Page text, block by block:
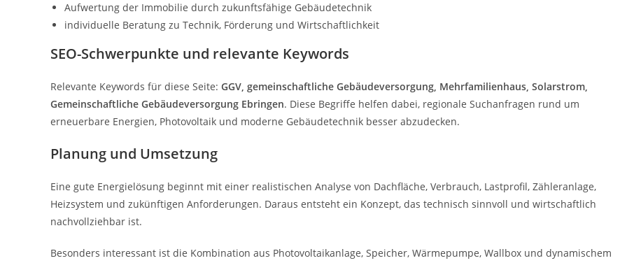
Aufwertung der Immobilie durch zukunftsfähige Gebäudetechnik
individuelle Beratung zu Technik, Förderung und Wirtschaftlichkeit
SEO-Schwerpunkte und relevante Keywords
Relevante Keywords für diese Seite: GGV, gemeinschaftliche Gebäudeversorgung, Mehrfamilienhaus, Solarstrom,
Gemeinschaftliche Gebäudeversorgung Ebringen. Diese Begriffe helfen dabei, regionale Suchanfragen rund um
erneuerbare Energien, Photovoltaik und moderne Gebäudetechnik besser abzudecken.
Planung und Umsetzung
Eine gute Energielösung beginnt mit einer realistischen Analyse von Dachfläche, Verbrauch, Lastprofil, Zähleranlage,
Heizsystem und zukünftigen Anforderungen. Daraus entsteht ein Konzept, das technisch sinnvoll und wirtschaftlich
nachvollziehbar ist.
Besonders interessant ist die Kombination aus Photovoltaikanlage, Speicher, Wärmepumpe, Wallbox und dynamischem